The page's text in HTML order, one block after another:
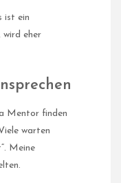
ist ein
eher
Mentor finden
warten
Meine